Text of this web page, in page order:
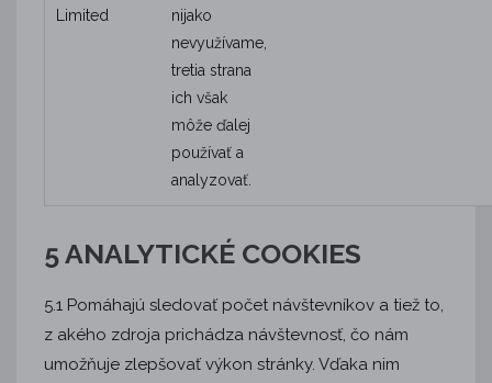
Limited
nijako
nevyužívame,
tretia strana
ich však
môže ďalej
používať a
analyzovať.
5 ANALYTICKÉ COOKIES
5.1 Pomáhajú sledovať počet návštevníkov a tiež to,
z akého zdroja prichádza návštevnosť, čo nám
umožňuje zlepšovať výkon stránky. Vďaka nim